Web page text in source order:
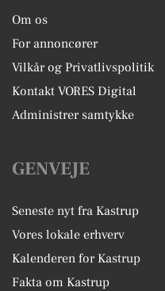
Om os
For annoncører
Vilkår og Privatlivspolitik
Kontakt VORES Digital
Administrer samtykke
GENVEJE
Seneste nyt fra Kastrup
Vores lokale erhverv
Kalenderen for Kastrup
Fakta om Kastrup